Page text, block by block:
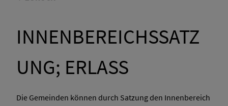
INNENBEREICHSSATZ
UNG; ERLASS
Die Gemeinden können durch Satzung den Innenbereich